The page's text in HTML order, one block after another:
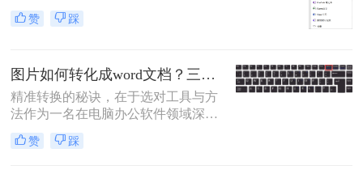
对着照片一个字一个字敲键盘？”作
为一名与电脑办公软件打了多年交道
赞 踩
图片如何转化成word文档？三招精准转换，职场效率翻倍！
精准转换的秘诀，在于选对工具与方
法作为一名在电脑办公软件领域深耕
多年的测评博主，小编每天都会收到
大量读者的咨询：“如何把图片里的
赞 踩